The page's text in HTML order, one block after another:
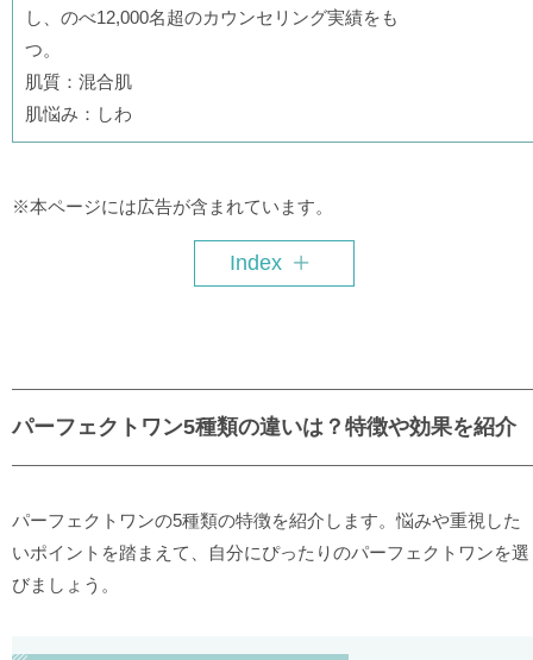
し、のべ12,000名超のカウンセリング実績をも
つ。
肌質：混合肌
肌悩み：しわ
※本ページには広告が含まれています。
Index
パーフェクトワン5種類の違いは？特徴や効果を紹介
パーフェクトワンの5種類の特徴を紹介します。悩みや重視した
いポイントを踏まえて、自分にぴったりのパーフェクトワンを選
びましょう。